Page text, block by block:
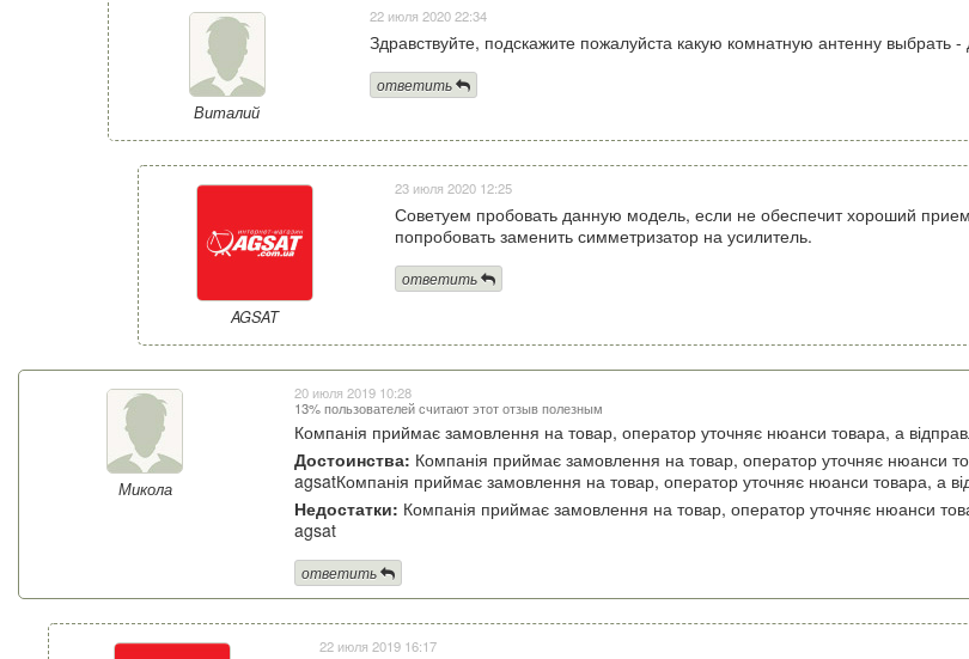
Виталий
22 июля 2020 22:34
Здравствуйте, подскажите пожалуйста какую комнатную антенну
ответить
AGSAT
23 июля 2020 12:25
Советуем пробовать данную модель, если не обеспечит хороший
попробовать заменить симметризатор на усилитель.
ответить
Микола
20 июля 2019 10:28
13% пользователей считают этот отзыв полезным
Компанія приймає замовлення на товар, оператор уточняє нюанси товара, а
Достоинства: Компанія приймає замовлення на товар, оператор уточняє нюанси
agsatКомпанія приймає замовлення на товар, оператор уточняє нюанси товара, а
Недостатки: Компанія приймає замовлення на товар, оператор уточняє нюанси
agsat
ответить
22 июля 2019 16:17